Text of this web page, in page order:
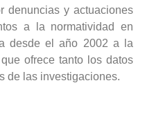
denuncias y actuaciones
a la normatividad en
desde el año 2002 a la
ofrece tanto los datos
de las investigaciones.